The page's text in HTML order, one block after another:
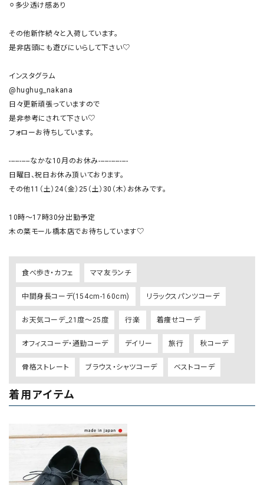
⚪︎多少透け感あり
その他新作続々と入荷しています。
是非店頭にも遊びにいらして下さい♡
インスタグラム
@hughug_nakana
日々更新頑張っていますので
是非参考にされて下さい♡
フォローお待ちしています。
----------なかな10月のお休み--------------
日曜日、祝日お休み頂いております。
その他11（土）24（金）25（土）30（木）お休みです。
10時〜17時30分出勤予定
木の葉モール橋本店でお待ちしています♡
食べ歩き・カフェ ママ友ランチ
中間身長コーデ(154cm-160cm) リラックスパンツコーデ
お天気コーデ_21度～25度 行楽 着痩せコーデ
オフィスコーデ・通勤コーデ デイリー 旅行 秋コーデ
骨格ストレート ブラウス・シャツコーデ ベストコーデ
着用アイテム